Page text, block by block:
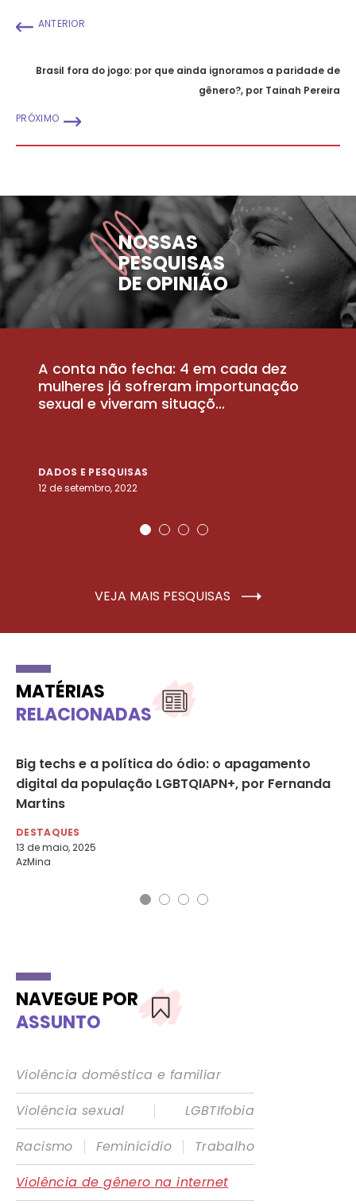
ANTERIOR
Brasil fora do jogo: por que ainda ignoramos a paridade de
gênero?, por Tainah Pereira
PRÓXIMO
NOSSAS
PESQUISAS
DE OPINIÃO
A conta não fecha: 4 em cada dez
mulheres já sofreram importunação
sexual e viveram situaçõ...
DADOS E PESQUISAS
12 de setembro, 2022
VEJA MAIS PESQUISAS
MATÉRIAS
RELACIONADAS
Big techs e a política do ódio: o apagamento
digital da população LGBTQIAPN+, por Fernanda
Martins
DESTAQUES
13 de maio, 2025
AzMina
NAVEGUE POR
ASSUNTO
Violência doméstica e familiar
Violência sexual
|
LGBTIfobia
Racismo
| Feminicídio |
Trabalho
Violência de gênero na internet